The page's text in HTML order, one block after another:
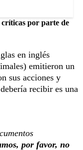
por parte de
en inglés
emitieron un
sus acciones y
recibir es una
por favor, no